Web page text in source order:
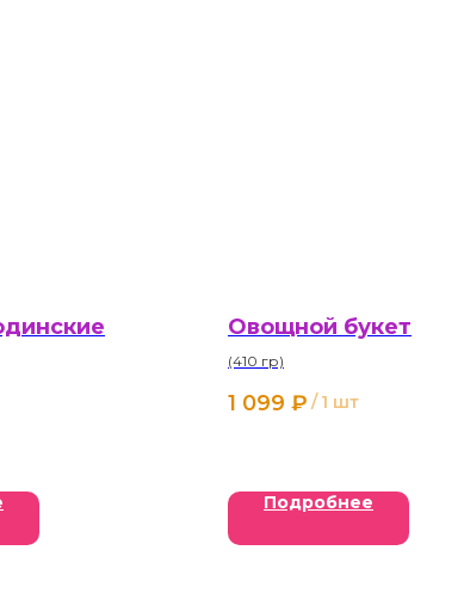
Овощной букет
(410 гр)
1 099 ₽ / 1 шт
Подробнее